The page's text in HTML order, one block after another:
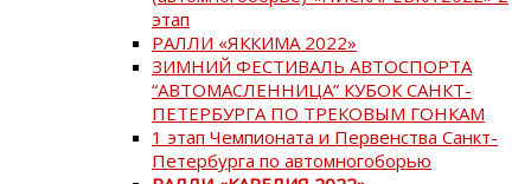
этап
РАЛЛИ «ЯККИМА 2022»
ЗИМНИЙ ФЕСТИВАЛЬ АВТОСПОРТА
“АВТОМАСЛЕННИЦА” КУБОК САНКТ-
ПЕТЕРБУРГА ПО ТРЕКОВЫМ ГОНКАМ
1 этап Чемпионата и Первенства Санкт-
Петербурга по автомногоборью